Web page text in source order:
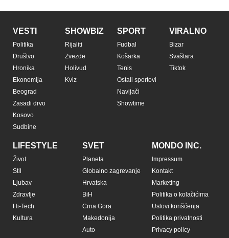
VESTI
Politika
Društvo
Hronika
Ekonomija
Beograd
Zasadi drvo
Kosovo
Sudbine
SHOWBIZ
Rijaliti
Zvezde
Holivud
Kviz
SPORT
Fudbal
Košarka
Tenis
Ostali sportovi
Navijači
Showtime
VIRALNO
Bizar
Svaštara
Tiktok
LIFESTYLE
Život
Stil
Ljubav
Zdravlje
Hi-Tech
Kultura
SVET
Planeta
Globalno zagrevanje
Hrvatska
BiH
Crna Gora
Makedonija
Auto
MONDO INC.
Impressum
Kontakt
Marketing
Politika o kolačićima
Uslovi korišćenja
Politika privatnosti
Privacy policy